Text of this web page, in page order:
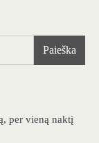
Paieška
per vieną naktį